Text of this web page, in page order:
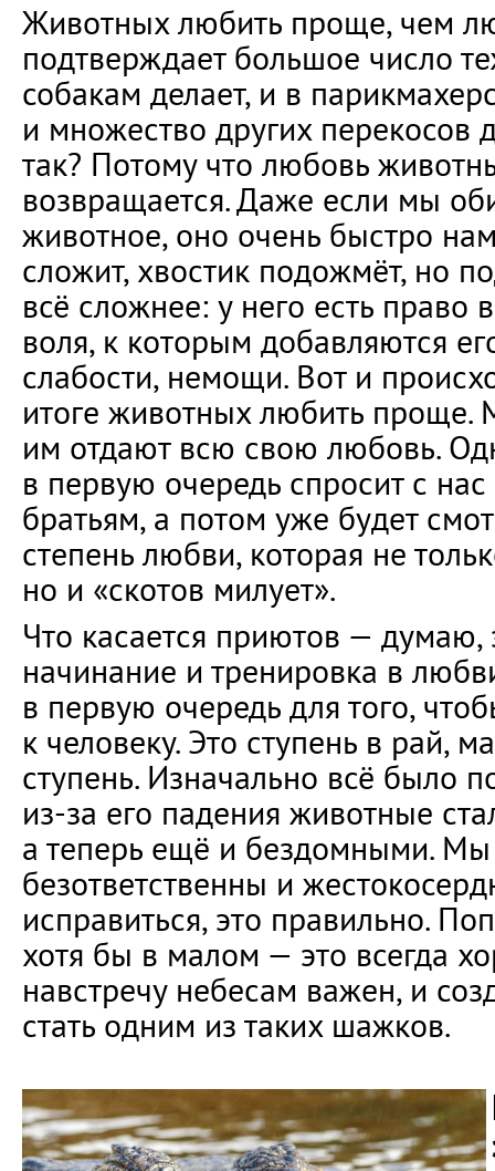
Животных любить проще, чем
подтверждает большое число
собакам делает, и в
и множество других перекосов
так? Потому что любовь
возвращается. Даже если мы
животное, оно очень быстро
сложит, хвостик подожмёт, но
всё сложнее: у него есть право
воля, к которым добавляются
слабости, немощи. Вот и
итоге животных любить проще.
им отдают всю свою любовь.
в первую очередь спросит с
братьям, а потом уже будет
степень любви, которая не
но и «скотов милует».
Что касается приютов — думаю,
начинание и тренировка в
в первую очередь для того,
к человеку. Это ступень в рай,
ступень. Изначально всё было
из-за его падения животные
а теперь ещё и бездомными. Мы
безответственны и
исправиться, это правильно.
хотя бы в малом — это всегда
навстречу небесам важен, и
стать одним из таких шажков.